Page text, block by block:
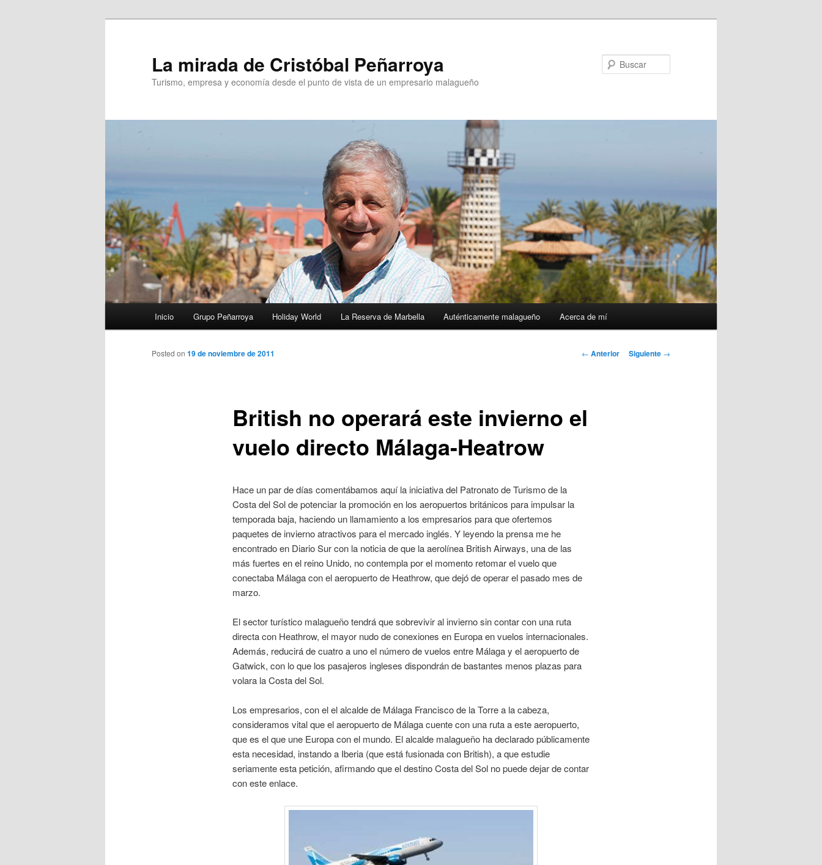
La mirada de Cristóbal Peñarroya
Turismo, empresa y economía desde el punto de vista de un empresario malagueño
Inicio Grupo Peñarroya Holiday World La Reserva de Marbella Auténticamente malagueño Acerca de mí
Navegación
← Anterior Siguiente →
British no operará este invierno el
vuelo directo Málaga-Heatrow
Posted on 19 de noviembre de 2011
Hace un par de días comentábamos aquí la iniciativa del Patronato de Turismo de la
Costa del Sol de potenciar la promoción en los aeropuertos británicos para impulsar la
temporada baja, haciendo un llamamiento a los empresarios para que ofertemos
paquetes de invierno atractivos para el mercado inglés. Y leyendo la prensa me he
encontrado en Diario Sur con la noticia de que la aerolínea British Airways, una de las
más fuertes en el reino Unido, no contempla por el momento retomar el vuelo que
conectaba Málaga con el aeropuerto de Heathrow, que dejó de operar el pasado mes de
marzo.
El sector turístico malagueño tendrá que sobrevivir al invierno sin contar con una ruta
directa con Heathrow, el mayor nudo de conexiones en Europa en vuelos internacionales.
Además, reducirá de cuatro a uno el número de vuelos entre Málaga y el aeropuerto de
Gatwick, con lo que los pasajeros ingleses dispondrán de bastantes menos plazas para
volara la Costa del Sol.
Los empresarios, con el el alcalde de Málaga Francisco de la Torre a la cabeza,
consideramos vital que el aeropuerto de Málaga cuente con una ruta a este aeropuerto,
que es el que une Europa con el mundo. El alcalde malagueño ha declarado públicamente
esta necesidad, instando a Iberia (que está fusionada con British), a que estudie
seriamente esta petición, afirmando que el destino Costa del Sol no puede dejar de contar
con este enlace.